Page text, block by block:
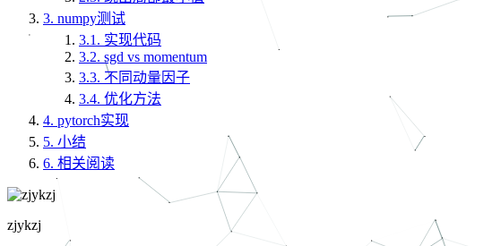
3. numpy测试
3.1. 实现代码
3.2. sgd vs momentum
3.3. 不同动量因子
3.4. 优化方法
4. pytorch实现
5. 小结
6. 相关阅读
zjykzj